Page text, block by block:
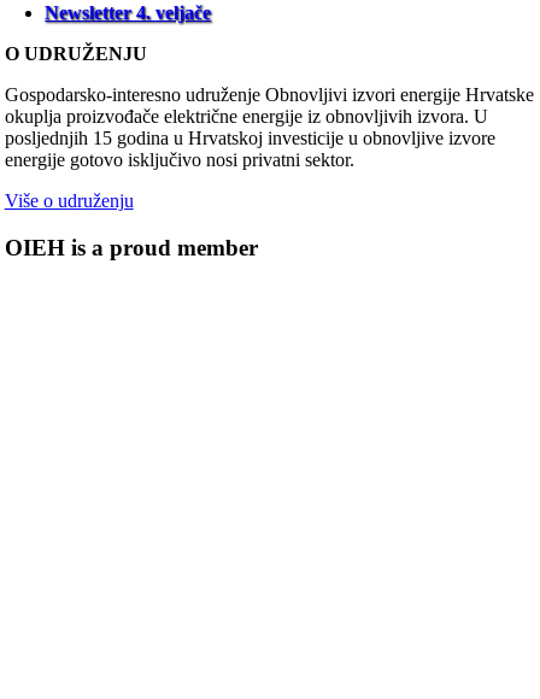
Newsletter 4. veljače
O UDRUŽENJU
Gospodarsko-interesno udruženje Obnovljivi izvori energije Hrvatske
okuplja proizvođače električne energije iz obnovljivih izvora. U
posljednjih 15 godina u Hrvatskoj investicije u obnovljive izvore
energije gotovo isključivo nosi privatni sektor.
Više o udruženju
OIEH is a proud member